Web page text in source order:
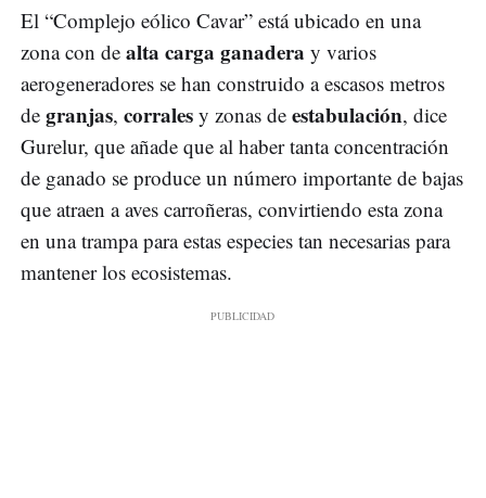
El “Complejo eólico Cavar” está ubicado en una
zona con de alta carga ganadera y varios
aerogeneradores se han construido a escasos metros
de granjas, corrales y zonas de estabulación, dice
Gurelur, que añade que al haber tanta concentración
de ganado se produce un número importante de bajas
que atraen a aves carroñeras, convirtiendo esta zona
en una trampa para estas especies tan necesarias para
mantener los ecosistemas.